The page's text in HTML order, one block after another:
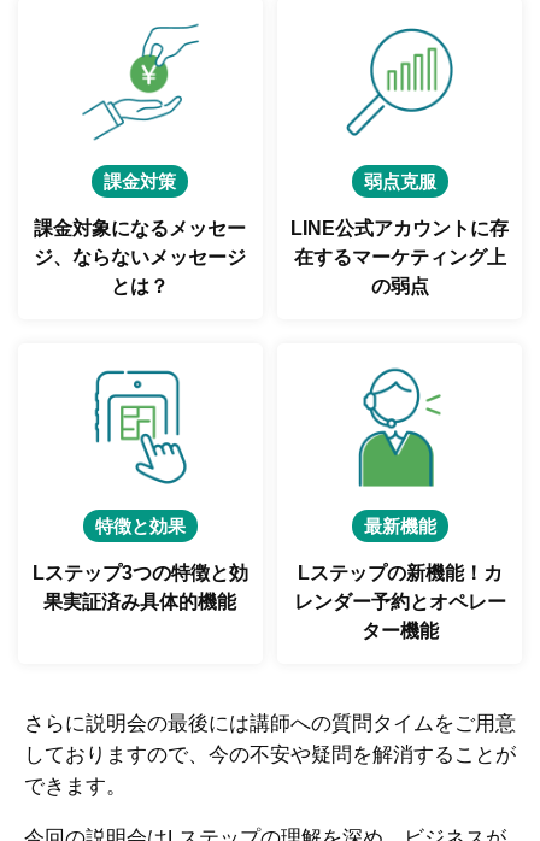
課金対策
課金対象になるメッセー
ジ、ならないメッセージ
とは？
弱点克服
LINE公式アカウントに存
在するマーケティング上
の弱点
特徴と効果
Lステップ3つの特徴と効
果実証済み具体的機能
最新機能
Lステップの新機能！ カ
レンダー予約とオペレー
ター機能
さらに説明会の最後には講師への質問タイムをご用意
しておりますので、今の不安や疑問を解消することが
できます。